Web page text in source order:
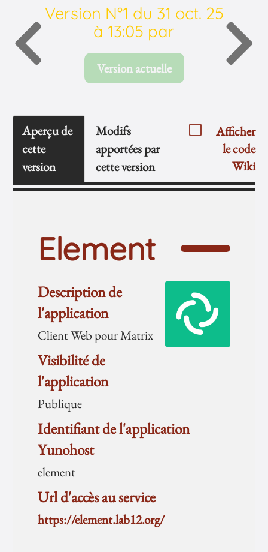
Version N°1 du 31 oct. 25
à 13:05 par
Version actuelle
Aperçu de
cette
version
Modifs
apportées par
cette version
Afficher
le code
Wiki
Element
Description de
l'application
Client Web pour Matrix
Visibilité de
l'application
Publique
Identifiant de l'application
Yunohost
element
Url d'accès au service
https://element.lab12.org/